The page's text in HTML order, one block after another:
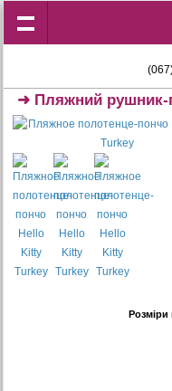
➜ Пляжний
Розміри